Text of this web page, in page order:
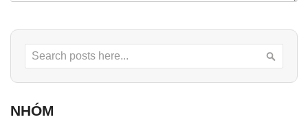
Search
NHÓM